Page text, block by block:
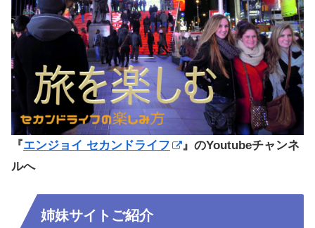
『エンジョイ セカンドライフ
』のYoutubeチャンネ
ルへ
姉妹サイトご紹介